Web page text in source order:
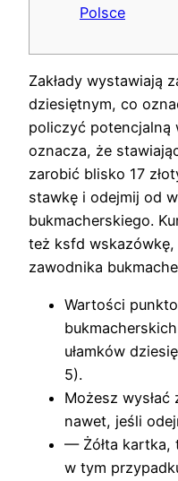
Polsce
Zakłady wystawiają
dziesiętnym, co
policzyć potencjalną
oznacza, że
zarobić blisko 17
stawkę i odejmij od
bukmacherskiego.
też ksfd
zawodnika
Wartości
ułamków
5).
Możesz wysłać
nawet, jeśli
— Żółta kartka,
w tym